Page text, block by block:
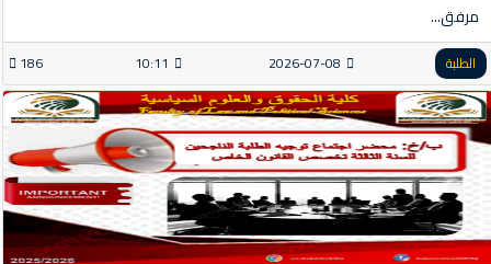
مرفق...
الطلبة 2026-07-08
10:11
186